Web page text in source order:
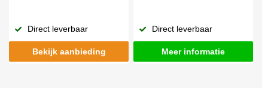
Direct leverbaar
Bekijk aanbieding
Direct leverbaar
Meer informatie